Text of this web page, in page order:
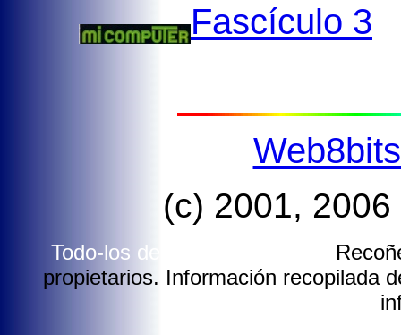
Fascículo 3
(c) 2001,
Todo-los dereitos reservados.
propietarios. Información recopilada